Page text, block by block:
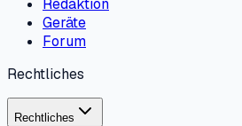
Redaktion
Geräte
Forum
Rechtliches
Rechtliches